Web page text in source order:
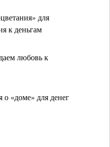
для
к деньгам
любовь к
о «доме» для денег